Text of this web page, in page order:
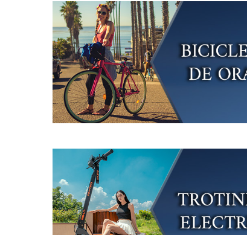
Bidoane si suporti bicicleta
Suport telefon bicicleta
Oglinzi bicicleta
Cricuri bicicleta
Aparatori noroi bicicleta
Suport bicicleta
Computer bicicleta
Piese biciclete
Anvelopa bicicleta
Camera bicicleta